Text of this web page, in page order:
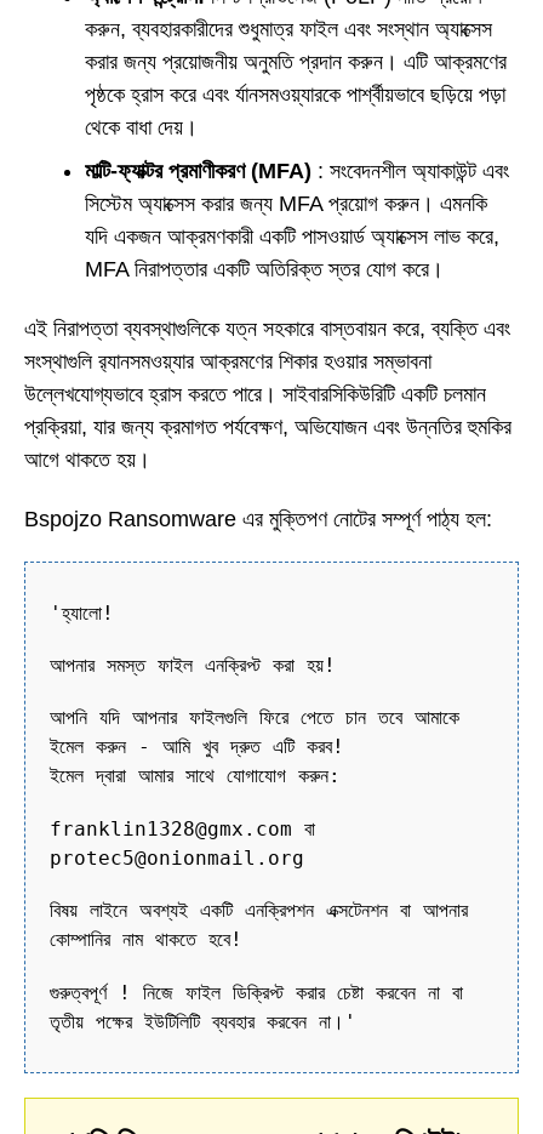
করুন, ব্যবহারকারীদের শুধুমাত্র ফাইল এবং সংস্থান অ্যাক্সেস
করার জন্য প্রয়োজনীয় অনুমতি প্রদান করুন। এটি আক্রমণের
পৃষ্ঠকে হ্রাস করে এবং র্যানসমওয়্যারকে পার্শ্বীয়ভাবে ছড়িয়ে পড়া
থেকে বাধা দেয়।
মাল্টি-ফ্যাক্টর প্রমাণীকরণ (MFA) : সংবেদনশীল অ্যাকাউন্ট এবং
সিস্টেম অ্যাক্সেস করার জন্য MFA প্রয়োগ করুন। এমনকি
যদি একজন আক্রমণকারী একটি পাসওয়ার্ড অ্যাক্সেস লাভ করে,
MFA নিরাপত্তার একটি অতিরিক্ত স্তর যোগ করে।
এই নিরাপত্তা ব্যবস্থাগুলিকে যত্ন সহকারে বাস্তবায়ন করে, ব্যক্তি এবং
সংস্থাগুলি র‍্যানসমওয়্যার আক্রমণের শিকার হওয়ার সম্ভাবনা
উল্লেখযোগ্যভাবে হ্রাস করতে পারে। সাইবারসিকিউরিটি একটি চলমান
প্রক্রিয়া, যার জন্য ক্রমাগত পর্যবেক্ষণ, অভিযোজন এবং উন্নতির হুমকির
আগে থাকতে হয়।
Bspojzo Ransomware এর মুক্তিপণ নোটের সম্পূর্ণ পাঠ্য হল:
'হ্যালো!
আপনার সমস্ত ফাইল এনক্রিপ্ট করা হয়!
আপনি যদি আপনার ফাইলগুলি ফিরে পেতে চান তবে আমাকে
ইমেল করুন - আমি খুব দ্রুত এটি করব!
ইমেল দ্বারা আমার সাথে যোগাযোগ করুন:
franklin1328@gmx.com বা
protec5@onionmail.org
বিষয় লাইনে অবশ্যই একটি এনক্রিপশন এক্সটেনশন বা আপনার
কোম্পানির নাম থাকতে হবে!
গুরুত্বপূর্ণ ! নিজে ফাইল ডিক্রিপ্ট করার চেষ্টা করবেন না বা
তৃতীয় পক্ষের ইউটিলিটি ব্যবহার করবেন না।'